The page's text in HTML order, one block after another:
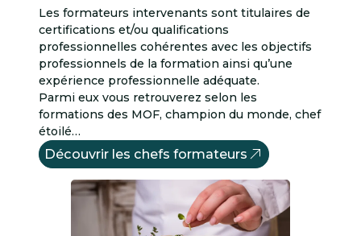
Les formateurs intervenants sont titulaires de
certifications et/ou qualifications
professionnelles cohérentes avec les objectifs
professionnels de la formation ainsi qu’une
expérience professionnelle adéquate.
Parmi eux vous retrouverez selon les
formations des MOF, champion du monde, chef
étoilé…
Découvrir les chefs formateurs